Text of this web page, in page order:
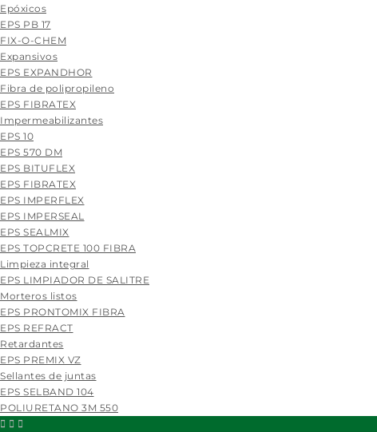
Epóxicos
EPS PB 17
FIX-O-CHEM
Expansivos
EPS EXPANDHOR
Fibra de polipropileno
EPS FIBRATEX
Impermeabilizantes
EPS 10
EPS 570 DM
EPS BITUFLEX
EPS FIBRATEX
EPS IMPERFLEX
EPS IMPERSEAL
EPS SEALMIX
EPS TOPCRETE 100 FIBRA
Limpieza integral
EPS LIMPIADOR DE SALITRE
Morteros listos
EPS PRONTOMIX FIBRA
EPS REFRACT
Retardantes
EPS PREMIX VZ
Sellantes de juntas
EPS SELBAND 104
POLIURETANO 3M 550